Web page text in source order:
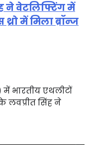
ने वेटलिफ्टिंग में
में मिला ब्रॉन्ज
भारतीय एथलीटों
लवप्रीत सिंह ने